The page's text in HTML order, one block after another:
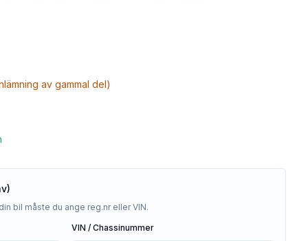
av gammal del)
bil måste du ange reg.nr eller VIN.
VIN / Chassinummer